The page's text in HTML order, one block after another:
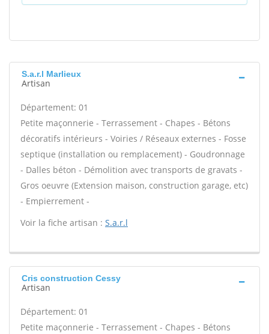
S.a.r.l Marlieux
Artisan
Département: 01
Petite maçonnerie - Terrassement - Chapes - Bétons
décoratifs intérieurs - Voiries / Réseaux externes - Fosse
septique (installation ou remplacement) - Goudronnage
- Dalles béton - Démolition avec transports de gravats -
Gros oeuvre (Extension maison, construction garage, etc)
- Empierrement -
Voir la fiche artisan : S.a.r.l
Cris construction Cessy
Artisan
Département: 01
Petite maçonnerie - Terrassement - Chapes - Bétons